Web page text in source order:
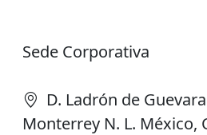
Sede Corporativa
D. Ladrón de Guevara
Monterrey N. L. México,